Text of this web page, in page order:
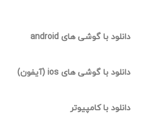
دانلود با گوشی های android
دانلود با گوشی های ios (آیفون)
دانلود با کامپیوتر